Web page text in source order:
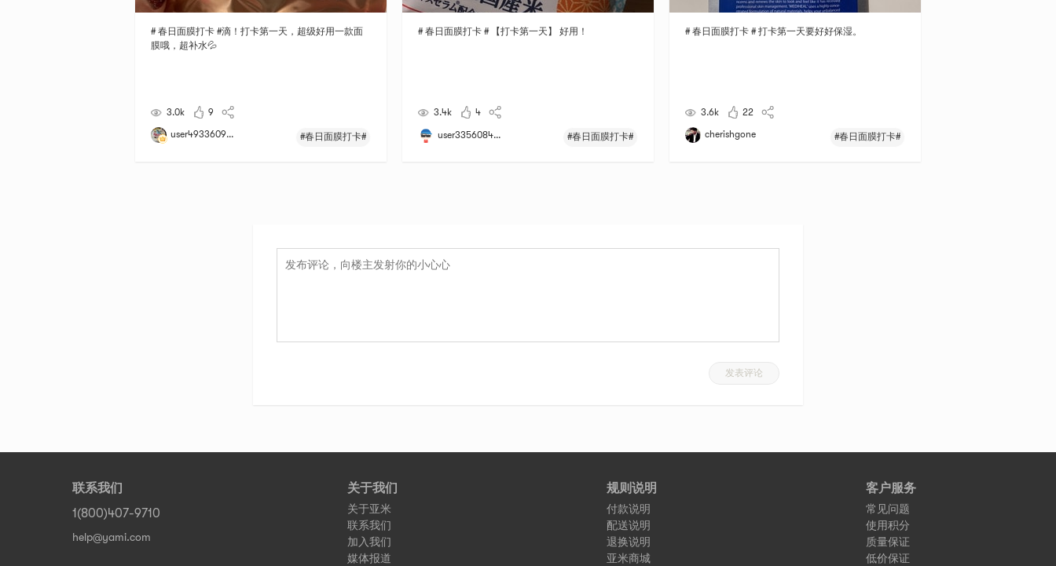
# 春日面膜打卡 #滴！打卡第一天，超级好用一款面
膜哦，超补水💦
3.0k 9
user4933609... #春日面膜打卡#
# 春日面膜打卡 # 【打卡第一天】 好用！
3.4k 4
user3356084... #春日面膜打卡#
# 春日面膜打卡 # 打卡第一天要好好保湿。
3.6k 22
cherishgone #春日面膜打卡#
发表评论
联系我们
1(800)407-9710
help@yami.com
关于我们
关于亚米
联系我们
加入我们
媒体报道
规则说明
付款说明
配送说明
退换说明
亚米商城
客户服务
常见问题
使用积分
质量保证
低价保证